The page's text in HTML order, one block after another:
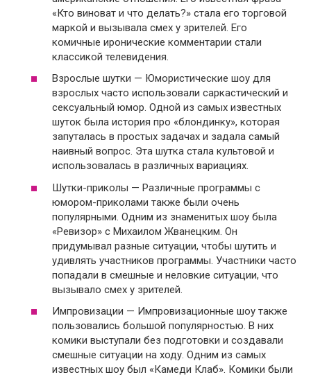
«Кто виноват и что делать?» стала его торговой
маркой и вызывала смех у зрителей. Его
комичные иронические комментарии стали
классикой телевидения.
Взрослые шутки — Юмористические шоу для
взрослых часто использовали саркастический и
сексуальный юмор. Одной из самых известных
шуток была история про «блондинку», которая
запуталась в простых задачах и задала самый
наивный вопрос. Эта шутка стала культовой и
использовалась в различных вариациях.
Шутки-приколы — Различные программы с
юмором-приколами также были очень
популярными. Одним из знаменитых шоу была
«Ревизор» с Михаилом Жванецким. Он
придумывал разные ситуации, чтобы шутить и
удивлять участников программы. Участники часто
попадали в смешные и неловкие ситуации, что
вызывало смех у зрителей.
Импровизации — Импровизационные шоу также
пользовались большой популярностью. В них
комики выступали без подготовки и создавали
смешные ситуации на ходу. Одним из самых
известных шоу был «Камеди Клаб». Комики были